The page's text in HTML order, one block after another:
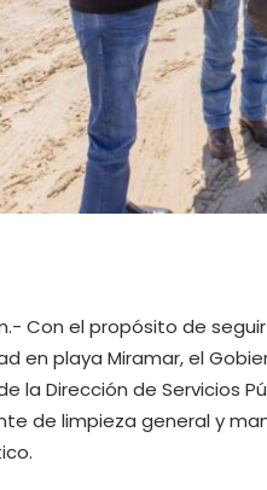
Con el propósito de
en playa Miramar, el
la Dirección de Servicios
de limpieza general y